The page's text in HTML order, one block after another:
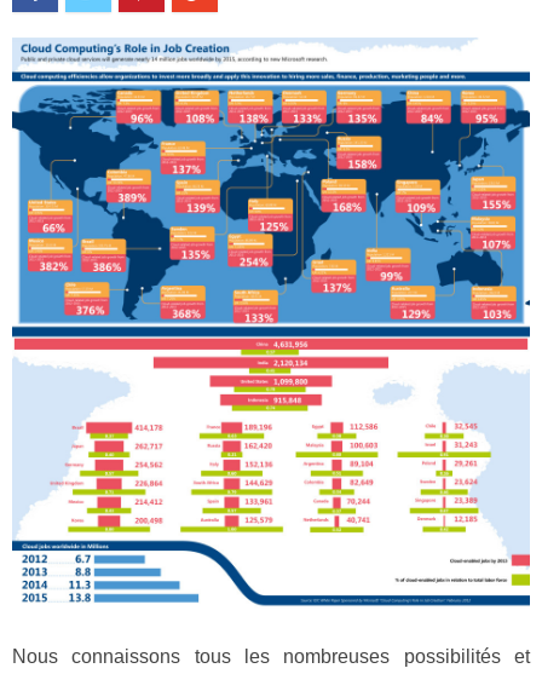
Nous connaissons tous les nombreuses possibilités et